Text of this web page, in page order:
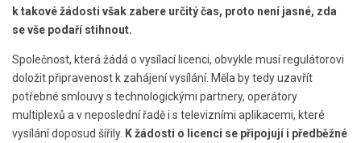
k takové žádosti však zabere určitý čas, proto není jasné, zda
se vše podaří stihnout.
Společnost, která žádá o vysílací licenci, obvykle musí regulátorovi
doložit připravenost k zahájení vysílání. Měla by tedy uzavřít
potřebné smlouvy s technologickými partnery, operátory
multiplexů a v neposlední řadě i s televizními aplikacemi, které
vysílání doposud šířily. K žádosti o licenci se připojují i předběžné